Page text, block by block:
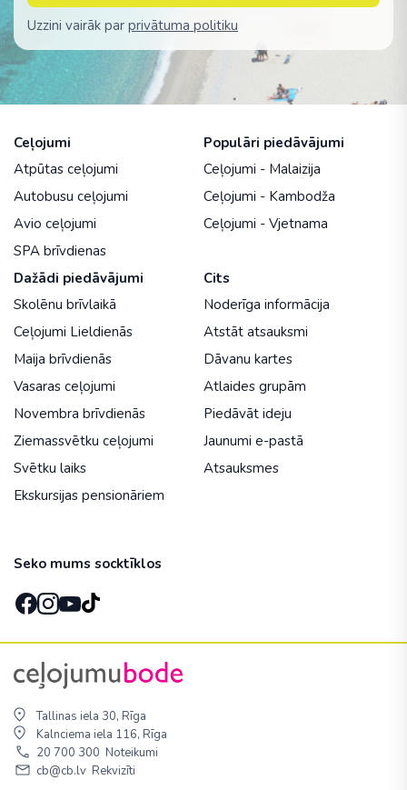
Uzzini vairāk par privātuma politiku
Ceļojumi
Atpūtas ceļojumi
Autobusu ceļojumi
Avio ceļojumi
SPA brīvdienas
Populāri piedāvājumi
Ceļojumi - Malaizija
Ceļojumi - Kambodža
Ceļojumi - Vjetnama
Dažādi piedāvājumi
Skolēnu brīvlaikā
Ceļojumi Lieldienās
Maija brīvdienās
Vasaras ceļojumi
Novembra brīvdienās
Ziemassvētku ceļojumi
Svētku laiks
Ekskursijas pensionāriem
Cits
Noderīga informācija
Atstāt atsauksmi
Dāvanu kartes
Atlaides grupām
Piedāvāt ideju
Jaunumi e-pastā
Atsauksmes
Seko mums socktīklos
Tallinas iela 30, Rīga
Kalnciema iela 116, Rīga
20 700 300 Noteikumi
cb@cb.lv Rekvizīti